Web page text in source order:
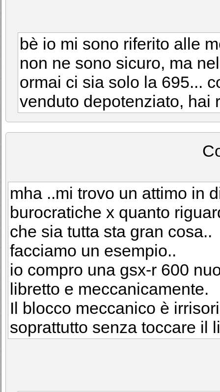
bè io mi sono riferito alle
non ne sono sicuro, ma
ormai ci sia solo la 695...
venduto depotenziato, hai
mha ..mi trovo un attimo in
burocratiche x quanto
che sia tutta sta gran cosa..
facciamo un esempio..
io compro una gsx-r 600
libretto e meccanicamente.
Il blocco meccanico è
soprattutto senza toccare il